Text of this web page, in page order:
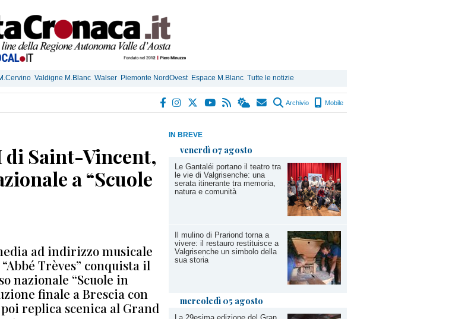
Valdigne M.Blanc Walser Piemonte NordOvest Espace M.Blanc Tutte le notizie
Archivio Mobile
IN BREVE
venerdì 07 agosto
Le Gantaléi portano il teatro tra
le vie di Valgrisenche: una
serata itinerante tra memoria,
natura e comunità
Il mulino di Prariond torna a
vivere: il restauro restituisce a
Valgrisenche un simbolo della
sua storia
mercoledì 05 agosto
di Saint-Vincent,
a “Scuole
ad indirizzo musicale
Trèves” conquista il
nazionale “Scuole in
finale a Brescia con
replica scenica al Grand